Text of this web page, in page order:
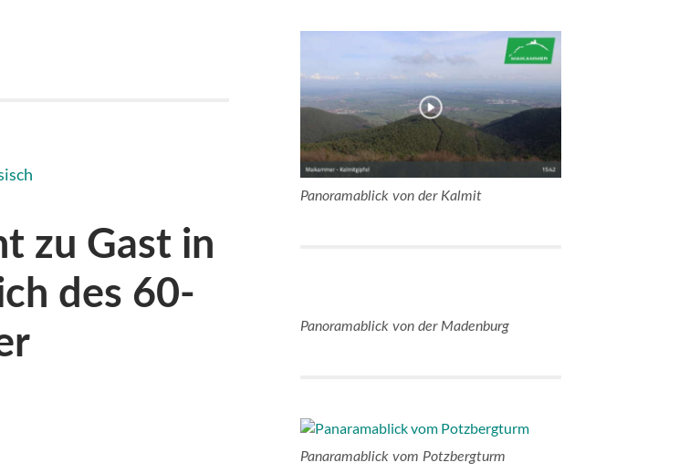
zu Gast in
des 60-
Panoramablick von der Kalmit
Panoramablick von der Madenburg
Panaramablick vom Potzbergturm